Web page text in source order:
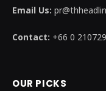
Email Us:
Contact: +66 0
OUR PICKS